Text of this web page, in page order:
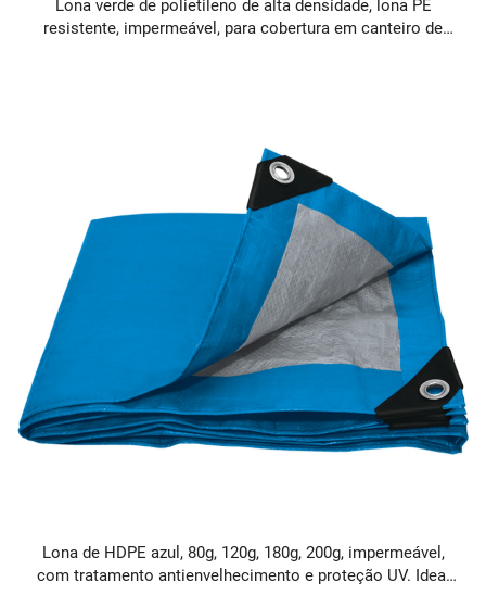
Lona verde de polietileno de alta densidade, lona PE
resistente, impermeável, para cobertura em canteiro de
Lona de HDPE azul, 80g, 120g, 180g, 200g, impermeável,
com tratamento antienvelhecimento e proteção UV. Ideal